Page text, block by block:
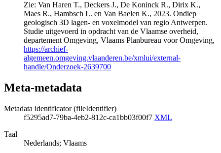
Zie: Van Haren T., Deckers J., De Koninck R., Dirix K.,
Maes R., Hambsch L. en Van Baelen K., 2023. Ondiep
geologisch 3D lagen- en voxelmodel van regio Antwerpen.
Studie uitgevoerd in opdracht van de Vlaamse overheid,
departement Omgeving, Vlaams Planbureau voor Omgeving,
https://archief-
algemeen.omgeving.vlaanderen.be/xmlui/external-
handle/Onderzoek-2639700
Meta-metadata
Metadata identificator (fileIdentifier)
f5295ad7-79ba-4eb2-812c-ca1bb03f00f7 XML
Taal
Nederlands; Vlaams